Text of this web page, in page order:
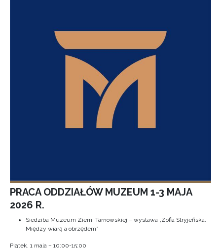
PRACA ODDZIAŁÓW MUZEUM 1-3 MAJA
2026 R.
Siedziba Muzeum Ziemi Tarnowskiej – wystawa „Zofia Stryjeńska.
Między wiarą a obrzędem”
Piątek, 1 maja – 10:00-15:00